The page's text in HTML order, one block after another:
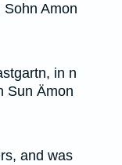
Amon
in n
Sun Ämon
and was